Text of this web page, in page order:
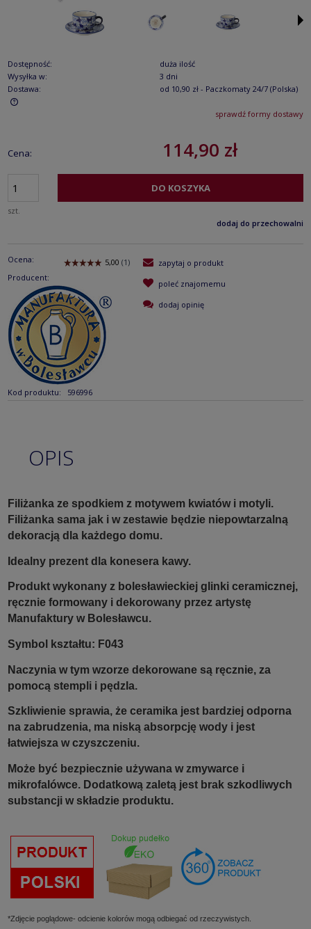
Dostępność:
duża ilość
Wysyłka w:
3 dni
Dostawa:
od 10,90 zł - Paczkomaty 24/7 (Polska)
Cena nie zawiera ewentualnych kosztów płatnościsprawdź formy dostawy
Cena: 114,90 zł
szt.
DO KOSZYKA
dodaj do przechowalni
Ocena:
Producent:
Kod produktu: 596996
zapytaj o produkt
poleć znajomemu
dodaj opinię
OPIS
Filiżanka ze spodkiem z motywem kwiatów i motyli.
Filiżanka sama jak i w zestawie będzie niepowtarzalną
dekoracją dla każdego domu.
Idealny prezent dla konesera kawy.
Produkt wykonany z bolesławieckiej glinki ceramicznej,
ręcznie formowany i dekorowany przez artystę
Manufaktury w Bolesławcu.
Symbol kształtu: F043
Naczynia w tym wzorze dekorowane są ręcznie, za
pomocą stempli i pędzla.
Szkliwienie sprawia, że ceramika jest bardziej odporna
na zabrudzenia, ma niską absorpcję wody i jest
łatwiejsza w czyszczeniu.
Może być bezpiecznie używana w zmywarce i
mikrofalówce. Dodatkową zaletą jest brak szkodliwych
substancji w składzie produktu.
*Zdjęcie poglądowe- odcienie kolorów mogą odbiegać od rzeczywistych.